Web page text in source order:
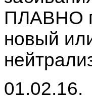
ПЛАВНО
новый
01.02.16.